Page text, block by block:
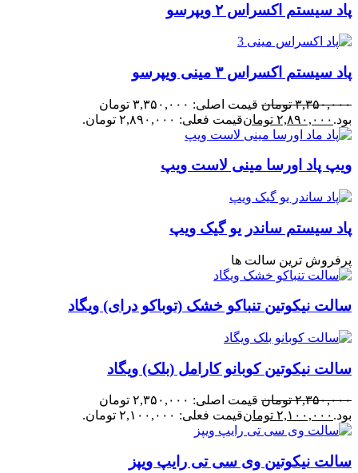
پاد سیستم اکسراس ۲ ویپرسو
پاد سیستم اکسراس ۳ مینی ویپرسو
۳,۳۵۰,۰۰۰ تومان
قیمت اصلی: ۳,۳۵۰,۰۰۰ تومان
بود. ۲,۸۹۰,۰۰۰ تومانقیمت فعلی: ۲,۸۹۰,۰۰۰ تومان.
ویپ پاد اورسا مینی لاست ویپ
پاد سیستم ساندر یو گیک ویپ
پرفروش ترین سالت ها
سالت نیکوتین تنباکو خشک (توباکو درای) ویگاد
سالت نیکوتین کوبانو کارامل (بلک) ویگاد
۲,۳۵۰,۰۰۰ تومان
قیمت اصلی: ۲,۳۵۰,۰۰۰ تومان
بود. ۲,۱۰۰,۰۰۰ تومانقیمت فعلی: ۲,۱۰۰,۰۰۰ تومان.
سالت نیکوتین وی سی تی رایپ ویپز